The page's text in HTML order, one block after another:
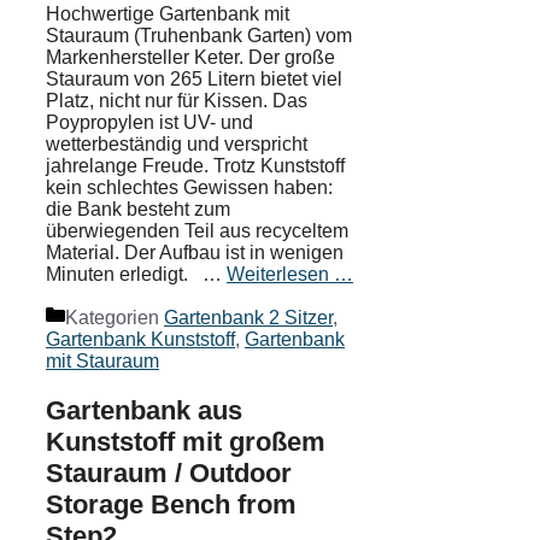
Hochwertige Gartenbank mit
Stauraum (Truhenbank Garten) vom
Markenhersteller Keter. Der große
Stauraum von 265 Litern bietet viel
Platz, nicht nur für Kissen. Das
Poypropylen ist UV- und
wetterbeständig und verspricht
jahrelange Freude. Trotz Kunststoff
kein schlechtes Gewissen haben:
die Bank besteht zum
überwiegenden Teil aus recyceltem
Material. Der Aufbau ist in wenigen
Minuten erledigt. … Weiterlesen …
Kategorien Gartenbank 2 Sitzer,
Gartenbank Kunststoff, Gartenbank
mit Stauraum
Gartenbank aus
Kunststoff mit großem
Stauraum / Outdoor
Storage Bench from